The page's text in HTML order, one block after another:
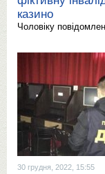
казино
Чоловіку
30 грудня, 2022, 15:55